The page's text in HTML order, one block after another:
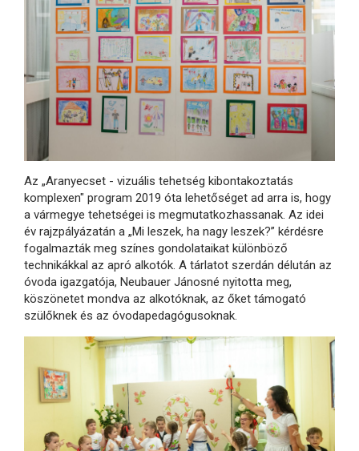
Az „Aranyecset - vizuális tehetség kibontakoztatás
komplexen" program 2019 óta lehetőséget ad arra is, hogy
a vármegye tehetségei is megmutatkozhassanak. Az idei
év rajzpályázatán a „Mi leszek, ha nagy leszek?” kérdésre
fogalmazták meg színes gondolataikat különböző
technikákkal az apró alkotók. A tárlatot szerdán délután az
óvoda igazgatója, Neubauer Jánosné nyitotta meg,
köszönetet mondva az alkotóknak, az őket támogató
szülőknek és az óvodapedagógusoknak.